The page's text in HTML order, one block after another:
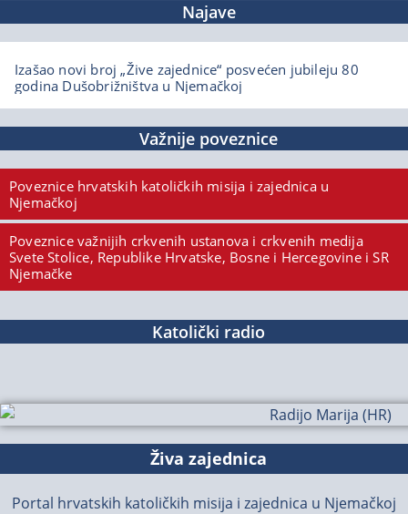
Najave
Izašao novi broj „Žive zajednice“ posvećen jubileju 80
godina Dušobrižništva u Njemačkoj
Važnije poveznice
Poveznice hrvatskih katoličkih misija i zajednica u
Njemačkoj
Poveznice važnijih crkvenih ustanova i crkvenih medija
Svete Stolice, Republike Hrvatske, Bosne i Hercegovine i SR
Njemačke
Katolički radio
Živa zajednica
Portal hrvatskih katoličkih misija i zajednica u Njemačkoj